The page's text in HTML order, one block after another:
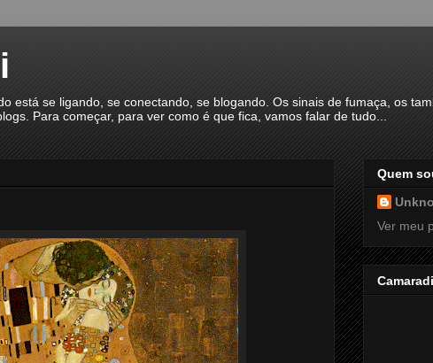
está se ligando, se conectando, se blogando. Os sinais de fumaça, os
Para começar, para ver como é que fica, vamos falar de tudo...
Quem
Ver meu